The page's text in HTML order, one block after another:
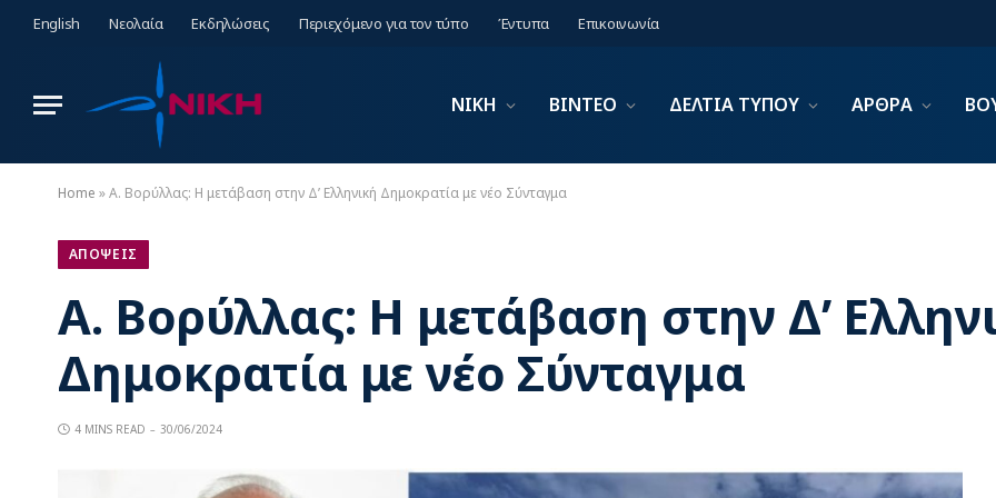
English Νεολαία Εκδηλώσεις Περιεχόμενο για τον τύπο Έντυπα Επικοινωνία
ΝΙΚΗ ΒΙΝΤΕΟ ΔΕΛΤΙΑ ΤΥΠΟΥ ΑΡΘΡΑ
Home »Α. Βορύλλας: Η μετάβαση στην Δ’ Ελληνική Δημοκρατία με νέο Σύνταγμα
ΑΠΟΨΕΙΣ
Α. Βορύλλας: Η μετάβαση στην Δ’
Δημοκρατία με νέο Σύνταγμα
4 MINS READ 30/06/2024